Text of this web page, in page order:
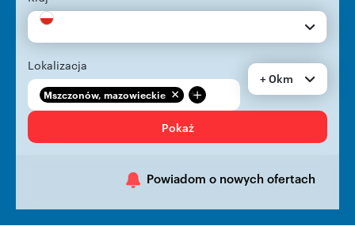
Lokalizacja
Mszczonów, mazowieckie +
+ 0km
Pokaż
Powiadom o nowych ofertach